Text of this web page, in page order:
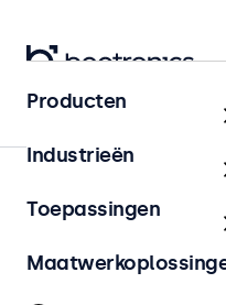
In-vehicle
Producten
Industrieën
Toepassingen